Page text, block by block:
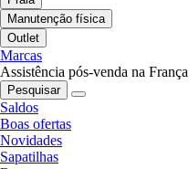
Manutenção física
Outlet
Marcas
Assistência pós-venda na França
Pesquisar
Saldos
Boas ofertas
Novidades
Sapatilhas